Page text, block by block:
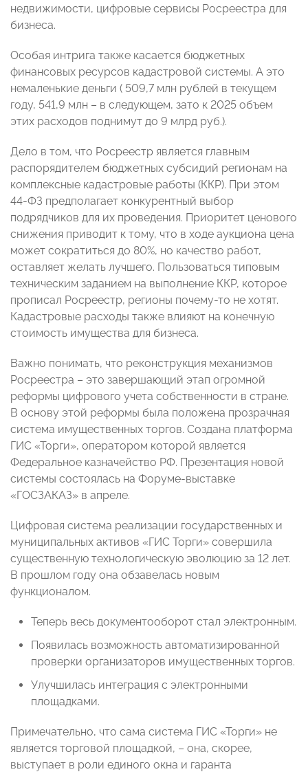
недвижимости, цифровые сервисы Росреестра для
бизнеса.
Особая интрига также касается бюджетных
финансовых ресурсов кадастровой системы. А это
немаленькие деньги ( 509,7 млн рублей в текущем
году, 541,9 млн – в следующем, зато к 2025 объем
этих расходов поднимут до 9 млрд руб.).
Дело в том, что Росреестр является главным
распорядителем бюджетных субсидий регионам на
комплексные кадастровые работы (ККР). При этом
44-ФЗ предполагает конкурентный выбор
подрядчиков для их проведения. Приоритет ценового
снижения приводит к тому, что в ходе аукциона цена
может сократиться до 80%, но качество работ,
оставляет желать лучшего. Пользоваться типовым
техническим заданием на выполнение ККР, которое
прописал Росреестр, регионы почему-то не хотят.
Кадастровые расходы также влияют на конечную
стоимость имущества для бизнеса.
Важно понимать, что реконструкция механизмов
Росреестра – это завершающий этап огромной
реформы цифрового учета собственности в стране.
В основу этой реформы была положена прозрачная
система имущественных торгов. Создана платформа
ГИС «Торги», оператором которой является
Федеральное казначейство РФ. Презентация новой
системы состоялась на Форуме-выставке
«ГОСЗАКАЗ» в апреле.
Цифровая система реализации государственных и
муниципальных активов «ГИС Торги» совершила
существенную технологическую эволюцию за 12 лет.
В прошлом году она обзавелась новым
функционалом.
Теперь весь документооборот стал электронным.
Появилась возможность автоматизированной
проверки организаторов имущественных торгов.
Улучшилась интеграция с электронными
площадками.
Примечательно, что сама система ГИС «Торги» не
является торговой площадкой, – она, скорее,
выступает в роли единого окна и гаранта